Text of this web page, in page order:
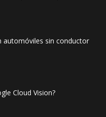
automóviles sin conductor
Cloud Vision?